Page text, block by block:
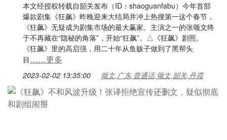
本文经授权转载自韶关发布（ID：shaoguanfabu）今年首部
爆款剧集《狂飙》昨晚迎来大结局并冲上热搜第一这个春节，
《狂飙》无疑成为剧集市场的最大赢家。主演之一的张颂文终
于不再藏在“隐秘的角落”，开始“狂飙”。△《狂飙》剧照。
《狂飙》里的高启强，用二十年从鱼贩子做到了黑帮头
目……更多
2023-02-02 13:35:00 颂文,广东,普通话,颂文,韶关,丹霞